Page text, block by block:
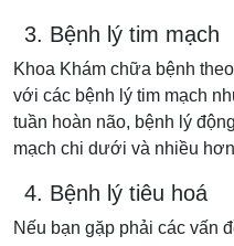
3. Bệnh lý tim mạch
Khoa Khám chữa bệnh
với các bệnh lý tim mạch
tuần hoàn não, bệnh lý
mạch chi dưới và nhiều
4. Bệnh lý tiêu hoá
Nếu bạn gặp phải các vấn